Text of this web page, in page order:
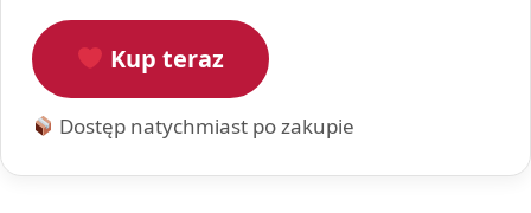
Kup teraz
Dostęp natychmiast po zakupie